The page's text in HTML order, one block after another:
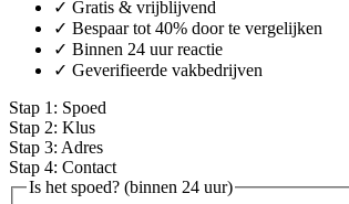
✓ Gratis & vrijblijvend
✓ Bespaar tot 40% door te vergelijken
✓ Binnen 24 uur reactie
✓ Geverifieerde vakbedrijven
Stap 1 : Spoed
Stap 2: Klus
Stap 3: Adres
Stap 4: Contact
Is het spoed? (binnen 24 uur)